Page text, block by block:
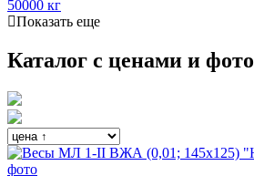
50000 кг
Показать еще
Каталог с ценами и фото